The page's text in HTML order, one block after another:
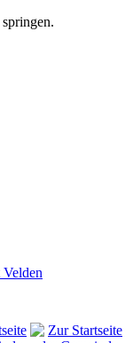
springen.